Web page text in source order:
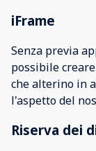
iFrame
Senza previa
possibile
che alterino in
l'aspetto del
Riserva dei